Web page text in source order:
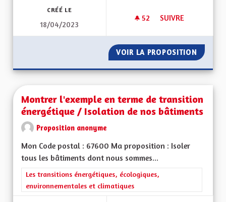
CRÉÉ LE
18/04/2023
52 52 ABONNÉS
SUIVRE
VOIR LA PROPOSITION
Montrer l'exemple en terme de transition
énergétique / Isolation de nos bâtiments
Proposition anonyme
Mon Code postal : 67600 Ma proposition : Isoler
tous les bâtiments dont nous sommes...
Filtrer les résultats de la catégorie : Les transitions
Les transitions énergétiques, écologiques,
environnementales et climatiques